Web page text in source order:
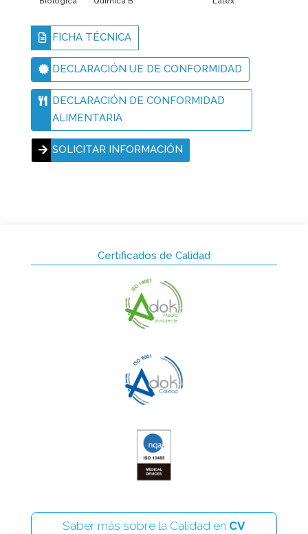
FICHA TÉCNICA
DECLARACIÓN UE DE CONFORMIDAD
DECLARACIÓN DE CONFORMIDAD
ALIMENTARIA
SOLICITAR INFORMACIÓN
Certificados de Calidad
Saber más sobre la Calidad en CV